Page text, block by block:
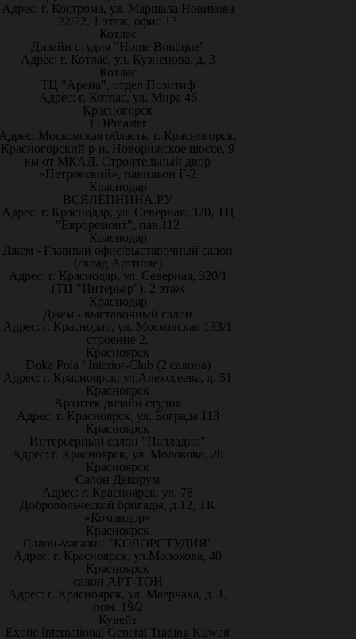
Адрес: г. Кострома, ул. Маршала Новикова
22/22, 1 этаж, офис 13
Котлас
Дизайн студия "Home Boutique"
Адрес: г. Котлас, ул. Кузнецова, д. 3
Котлас
ТЦ "Арена", отдел Позитиф
Адрес: г. Котлас, ул. Мира 46
Красногорск
FDPmaster
Московская область, г. Красногорск,
Красногорский р-н, Новорижское шоссе, 9
км от МКАД. Строительный двор
«Петровский», павильон Г-2
Краснодар
ВСЯЛЕПНИНА.РУ
Адрес: г. Краснодар, ул. Северная, 320, ТЦ
"Евроремонт", пав.112
Краснодар
Джем - Главный офис/выставочный салон
(склад Артполе)
Адрес: г. Краснодар, ул. Северная, 320/1
(ТЦ "Интерьер"), 2 этаж
Краснодар
Джем - выставочный салон
Адрес: г. Краснодар, ул. Московская 133/1
строение 2.
Красноярск
Doka Pola / Interior-Club (2 салона)
Адрес: г. Красноярск, ул.Алекссеева, д. 51
Красноярск
Архитек дизайн студия
Адрес: г. Красноярск, ул. Бограда 113
Красноярск
Интерьерный салон "Палладио"
Адрес: г. Красноярск, ул. Молокова, 28
Красноярск
Салон Декорум
Адрес: г. Красноярск, ул. 78
Добровольческой бригады, д.12, ТК
«Командор»
Красноярск
Салон-магазин "КОЛОРСТУДИЯ"
Адрес: г. Красноярск, ул.Молокова, 40
Красноярск
салон АРТ-ТОН
Адрес: г. Красноярск, ул. Маерчака, д. 1,
пом. 19/2
Кувейт
Exotic International General Trading Kuwait